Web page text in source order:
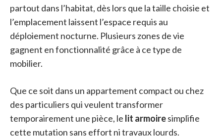
partout dans l’habitat, dès lors que la taille choisie et
l’emplacement laissent l’espace requis au
déploiement nocturne. Plusieurs zones de vie
gagnent en fonctionnalité grâce à ce type de
mobilier.
Que ce soit dans un appartement compact ou chez
des particuliers qui veulent transformer
temporairement une pièce, le lit armoiresimplifie
cette mutation sans effort ni travaux lourds.